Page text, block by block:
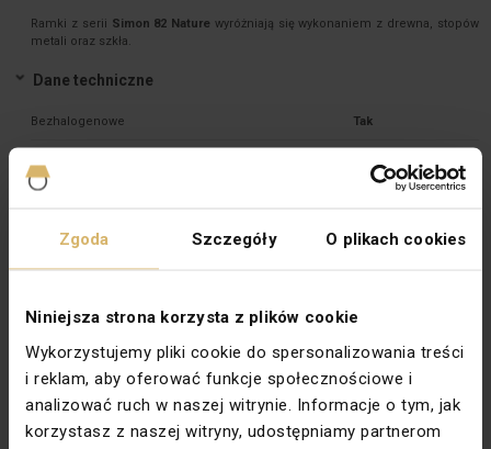
Zgoda Szczegóły O plikach cookies
Niniejsza strona korzysta z plików cookie
Wykorzystujemy pliki cookie do spersonalizowania treści
i reklam, aby oferować funkcje społecznościowe i
analizować ruch w naszej witrynie. Informacje o tym, jak
korzystasz z naszej witryny, udostępniamy partnerom
Ramki z serii Simon 82 Nature wyróżniają się wykonaniem z drewna, stopów
metali oraz szkła.
Dane techniczne
Bezhalogenowe Tak
Ilość modułów
Kolor
Sebrny
Materiał
Metal
Mocowanie Zatrzask
Standardowe + pośrednie